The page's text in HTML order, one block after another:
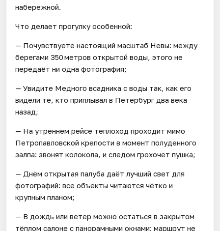
набережной.
Что делает прогулку особенной:
— Почувствуете настоящий масштаб Невы: между
берегами 350 метров открытой воды, этого не
передаёт ни одна фотография;
— Увидите Медного всадника с воды так, как его
видели те, кто приплывал в Петербург два века
назад;
— На утреннем рейсе теплоход проходит мимо
Петропавловской крепости в момент полуденного
залпа: звонят колокола, и следом грохочет пушка;
— Днём открытая палуба даёт лучший свет для
фотографий: все объекты читаются чётко и
крупным планом;
— В дождь или ветер можно остаться в закрытом
тёплом салоне с панорамными окнами: маршрут не